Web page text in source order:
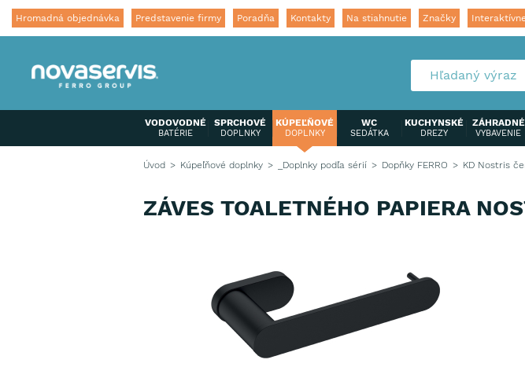
Hromadná objednávka Predstavenie firmy Poradňa Kontakty Na stiahnutie Značky
VODOVODNÉ
BATÉRIE
SPRCHOVÉ
DOPLNKY
KÚPEĽŇOVÉ
DOPLNKY
WC
SEDÁTKA
KUCHYNSKÉ
DREZY
ZÁHRADNÉ
VYBAVENIE
Úvod Kúpeľňové doplnky _Doplnky podľa sérií Dopňky FERRO KD Nostris
ZÁVES TOALETNÉHO PAPIERA